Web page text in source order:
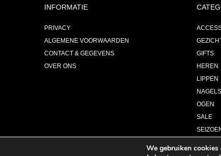
INFORMATIE
PRIVACY
ALGEMENE VOORWAARDEN
CONTACT & GEGEVENS
OVER ONS
GIFTS
HEREN
LIPPEN
NAGELS
OGEN
SALE
We gebruiken cookies